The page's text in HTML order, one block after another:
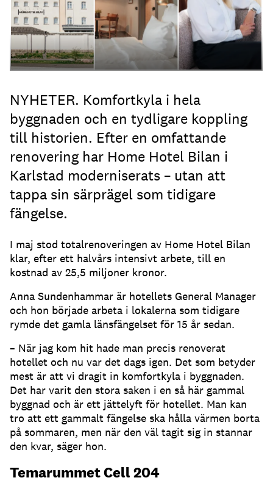
NYHETER. Komfortkyla i hela
byggnaden och en tydligare koppling
till historien. Efter en omfattande
renovering har Home Hotel Bilan i
Karlstad moderniserats – utan att
tappa sin särprägel som tidigare
fängelse.
I maj stod totalrenoveringen av Home Hotel Bilan
klar, efter ett halvårs intensivt arbete, till en
kostnad av 25,5 miljoner kronor.
Anna Sundenhammar är hotellets General Manager
och hon började arbeta i lokalerna som tidigare
rymde det gamla länsfängelset för 15 år sedan.
– När jag kom hit hade man precis renoverat
hotellet och nu var det dags igen. Det som betyder
mest är att vi dragit in komfortkyla i byggnaden.
Det har varit den stora saken i en så här gammal
byggnad och är ett jättelyft för hotellet. Man kan
tro att ett gammalt fängelse ska hålla värmen borta
på sommaren, men när den väl tagit sig in stannar
den kvar, säger hon.
Temarummet Cell 204